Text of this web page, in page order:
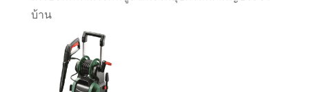
บ้าน